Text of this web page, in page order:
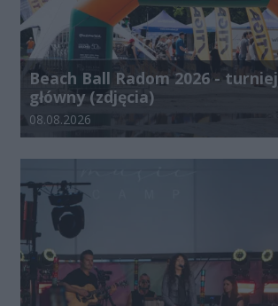
Beach Ball Radom 2026 - turniej
główny (zdjęcia)
Data dodania galerii:
08.08.2026